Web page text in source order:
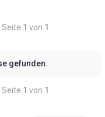
Seite 1 von 1
gefunden.
Seite 1 von 1